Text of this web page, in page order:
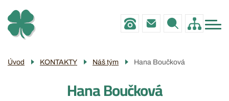
hlavnímu
Menu
navigace
ZŠ
MŠ
Úvod KONTAKTY Náš tým Hana Boučková
Hana Boučková